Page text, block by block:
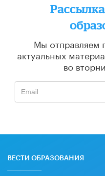
Мы отправляем
актуальных
во
ВЕСТИ ОБРАЗОВАНИЯ